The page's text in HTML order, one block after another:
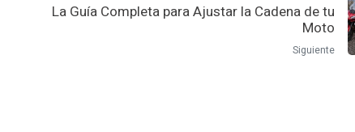
La Guía Completa para Ajustar la Cadena de tu
Moto
Siguiente